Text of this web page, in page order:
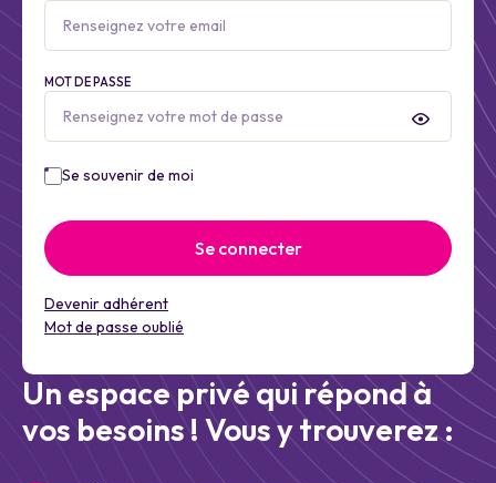
MOT DE PASSE
Se souvenir de moi
Se connecter
Devenir adhérent
Mot de passe oublié
Un espace privé qui répond à
vos besoins ! Vous y trouverez :